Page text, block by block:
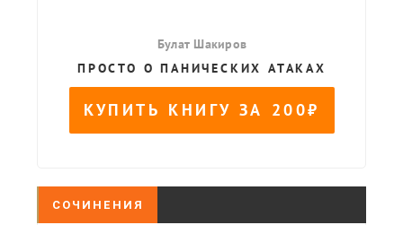
СОЧИНЕНИЯ